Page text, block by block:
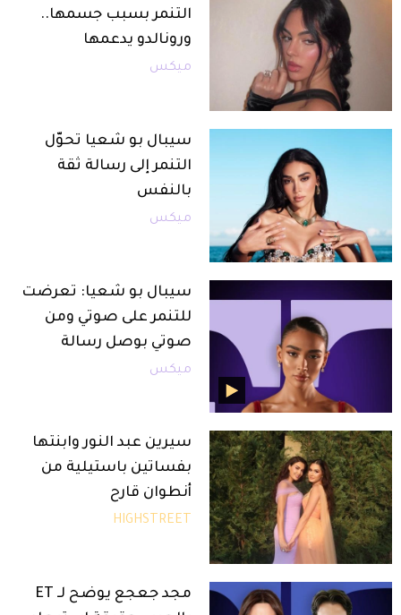
التنمر بسبب جسمها..
ورونالدو يدعمها
ميكس
سيبال بو شعيا تحوّل
التنمر إلى رسالة ثقة
بالنفس
ميكس
سيبال بو شعيا: تعرضت
للتنمر على صوتي ومن
صوتي بوصل رسالة
ميكس
سيرين عبد النور وابنتها
بفساتين باستيلية من
أنطوان قارح
HIGHSTREET
مجد جعجع يوضح لـ ET